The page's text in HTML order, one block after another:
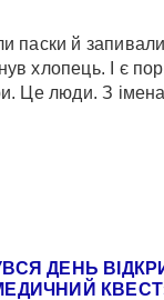
паски й
хлопець. І є
Це люди. З
ДЕНЬ